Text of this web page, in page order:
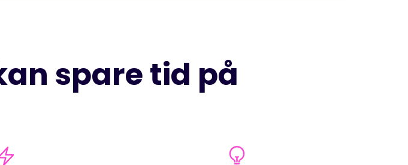
spare tid på